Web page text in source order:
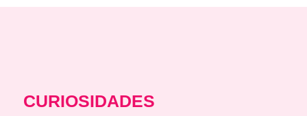
CURIOSIDADES